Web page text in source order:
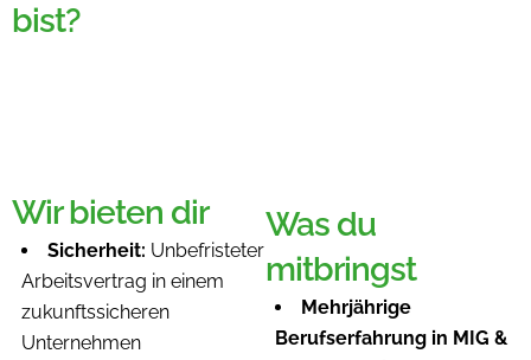
bist?
Wir bieten dir​
Sicherheit: Unbefristeter
Arbeitsvertrag in einem
zukunftssicheren
Unternehmen
Was du
mitbringst
Mehrjährige
Berufserfahrung in MIG &